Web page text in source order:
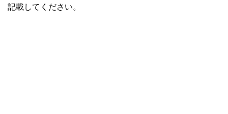
記載してください。